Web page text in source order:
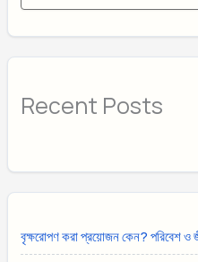
Recent Posts
বৃক্ষরোপণ করা প্রয়োজন কেন? পরিবেশ ও